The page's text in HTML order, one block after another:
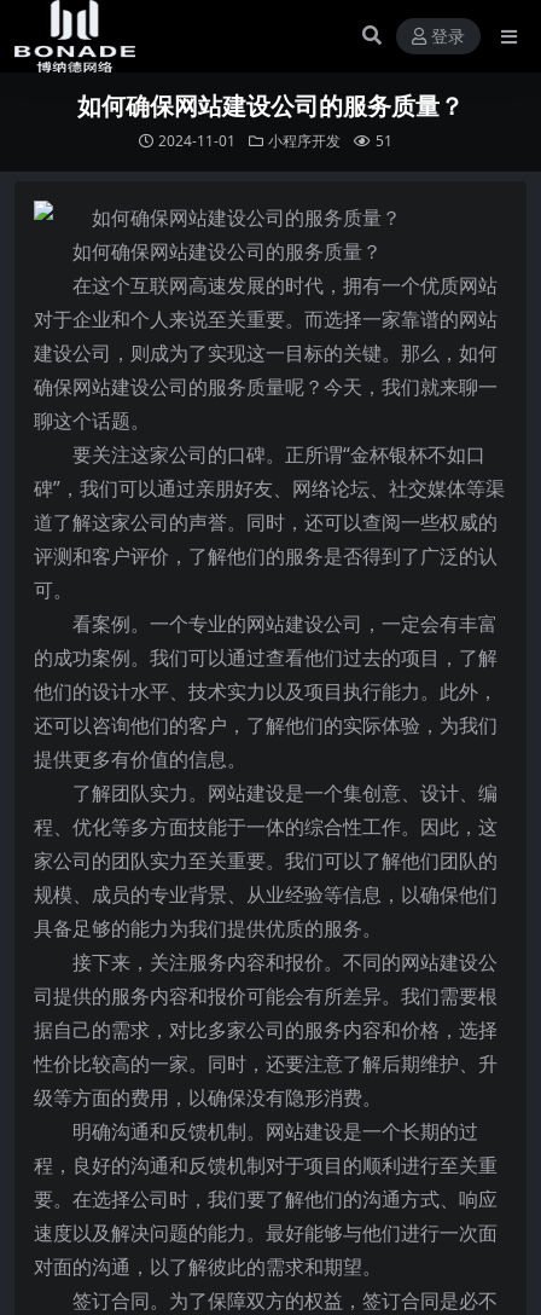
登录
如何确保网站建设公司的服务质量？
2024-11-01 小程序开发 51
如何确保网站建设公司的服务质量？
在这个互联网高速发展的时代，拥有一个优质网站
对于企业和个人来说至关重要。而选择一家靠谱的网站
建设公司，则成为了实现这一目标的关键。那么，如何
确保网站建设公司的服务质量呢？今天，我们就来聊一
聊这个话题。
要关注这家公司的口碑。正所谓“金杯银杯不如口
碑”，我们可以通过亲朋好友、网络论坛、社交媒体等渠
道了解这家公司的声誉。同时，还可以查阅一些权威的
评测和客户评价，了解他们的服务是否得到了广泛的认
可。
看案例。一个专业的网站建设公司，一定会有丰富
的成功案例。我们可以通过查看他们过去的项目，了解
他们的设计水平、技术实力以及项目执行能力。此外，
还可以咨询他们的客户，了解他们的实际体验，为我们
提供更多有价值的信息。
了解团队实力。网站建设是一个集创意、设计、编
程、优化等多方面技能于一体的综合性工作。因此，这
家公司的团队实力至关重要。我们可以了解他们团队的
规模、成员的专业背景、从业经验等信息，以确保他们
具备足够的能力为我们提供优质的服务。
接下来，关注服务内容和报价。不同的网站建设公
司提供的服务内容和报价可能会有所差异。我们需要根
据自己的需求，对比多家公司的服务内容和价格，选择
性价比较高的一家。同时，还要注意了解后期维护、升
级等方面的费用，以确保没有隐形消费。
明确沟通和反馈机制。网站建设是一个长期的过
程，良好的沟通和反馈机制对于项目的顺利进行至关重
要。在选择公司时，我们要了解他们的沟通方式、响应
速度以及解决问题的能力。最好能够与他们进行一次面
对面的沟通，以了解彼此的需求和期望。
签订合同。为了保障双方的权益，签订合同是必不